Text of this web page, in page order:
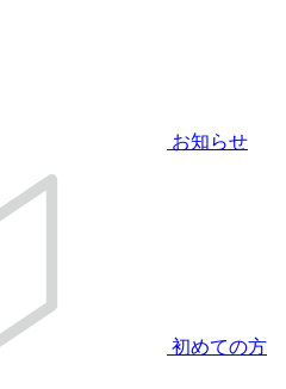
お知らせ
初めての方